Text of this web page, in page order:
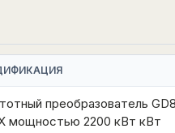
преобразователь
мощностью 2200 кВт кВт